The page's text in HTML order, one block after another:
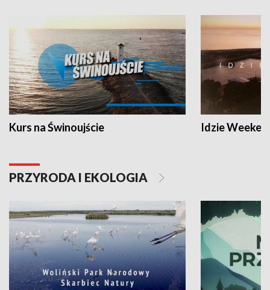
Kurs na Świnoujście Idzie
PRZYRODA I EKOLOGIA